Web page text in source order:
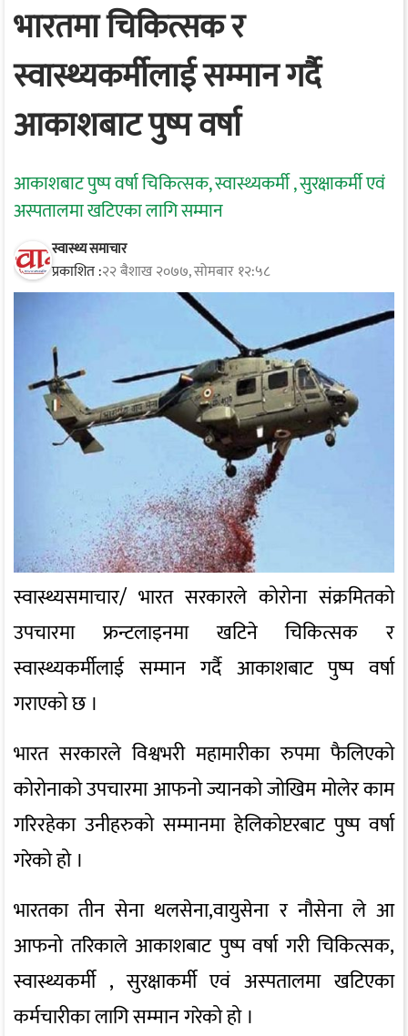
भारतमा चिकित्सक र
स्वास्थ्यकर्मीलाई सम्मान गर्दै
आकाशबाट पुष्प वर्षा
आकाशबाट पुष्प वर्षा चिकित्सक, स्वास्थ्यकर्मी , सुरक्षाकर्मी एवं
अस्पतालमा खटिएका लागि सम्मान
स्वास्थ्य समाचार
प्रकाशित :२२ बैशाख २०७७, सोमबार १२:५८
स्वास्थ्यसमाचार/ भारत सरकारले कोरोना संक्रमितको
उपचारमा फ्रन्टलाइनमा खटिने चिकित्सक र
स्वास्थ्यकर्मीलाई सम्मान गर्दै आकाशबाट पुष्प वर्षा
गराएको छ ।
भारत सरकारले विश्वभरी महामारीका रुपमा फैलिएको
कोरोनाको उपचारमा आफनो ज्यानको जोखिम मोलेर काम
गरिरहेका उनीहरुको सम्मानमा हेलिकोप्टरबाट पुष्प वर्षा
गरेको हो ।
भारतका तीन सेना थलसेना,वायुसेना र नौसेना ले आ
आफनो तरिकाले आकाशबाट पुष्प वर्षा गरी चिकित्सक,
स्वास्थ्यकर्मी , सुरक्षाकर्मी एवं अस्पतालमा खटिएका
कर्मचारीका लागि सम्मान गरेको हो ।